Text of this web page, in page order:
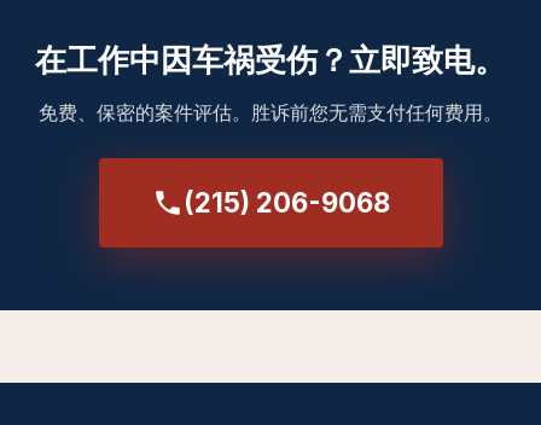
在工作中因车祸受伤？立即致电。
免费、保密的案件评估。胜诉前您无需支付任何费用。
(215) 206-9068